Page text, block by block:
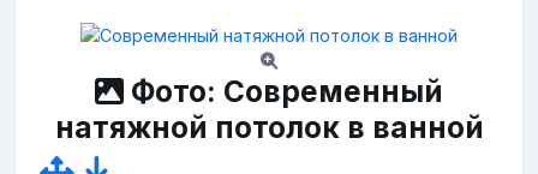
Фото: Современный
натяжной потолок в ванной